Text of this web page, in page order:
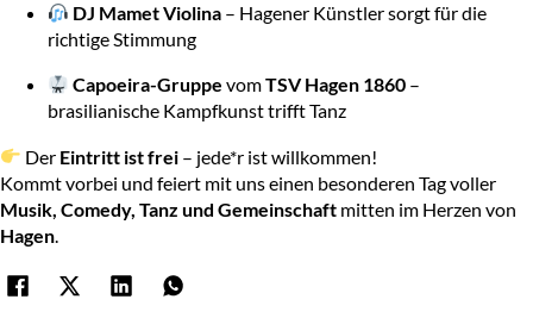
DJ Mamet Violina – Hagener Künstler sorgt für die
richtige Stimmung
Capoeira-GruppevomTSV Hagen 1860 –
brasilianische Kampfkunst trifft Tanz
Der Eintritt ist frei – jede*r ist willkommen!
Kommt vorbei und feiert mit uns einen besonderen Tag voller
Musik, Comedy, Tanz und Gemeinschaft mitten im Herzen von
Hagen